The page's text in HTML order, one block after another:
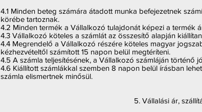
4.1 Minden beteg számára átadott munka befejezetnek
körébe tartoznak.
4.2 Minden termék a Vállalkozó tulajdonát képezi a termék
4.3 Vállalkozó köteles a számlát az összesítő alapján
4.4 Megrendelő a Vállalkozó részére köteles magyar
kézhezvételtől számított 15 napon belül megtéríteni.
4.5 A számla teljesítésének, a Vállalkozó számláján történő
4.6 Kiállított számlákkal szemben 8 napon belül írásban
számla elismertnek minősül.
5. Vállalási ár,